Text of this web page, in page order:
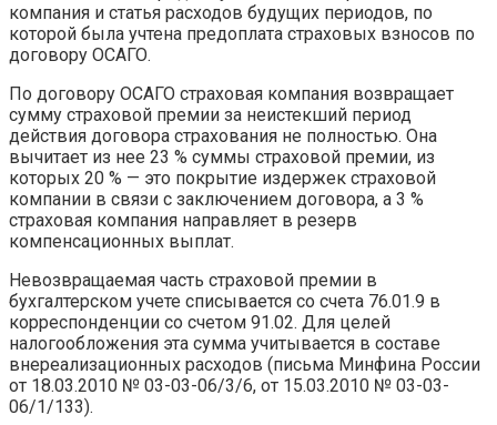
компания и статья расходов будущих периодов, по
которой была учтена предоплата страховых взносов по
договору ОСАГО.
По договору ОСАГО страховая компания возвращает
сумму страховой премии за неистекший период
действия договора страхования не полностью. Она
вычитает из нее 23 % суммы страховой премии, из
которых 20 % — это покрытие издержек страховой
компании в связи с заключением договора, а 3 %
страховая компания направляет в резерв
компенсационных выплат.
Невозвращаемая часть страховой премии в
бухгалтерском учете списывается со счета 76.01.9 в
корреспонденции со счетом 91.02. Для целей
налогообложения эта сумма учитывается в составе
внереализационных расходов (письма Минфина России
от 18.03.2010 № 03-03-06/3/6, от 15.03.2010 № 03-03-
06/1/133).